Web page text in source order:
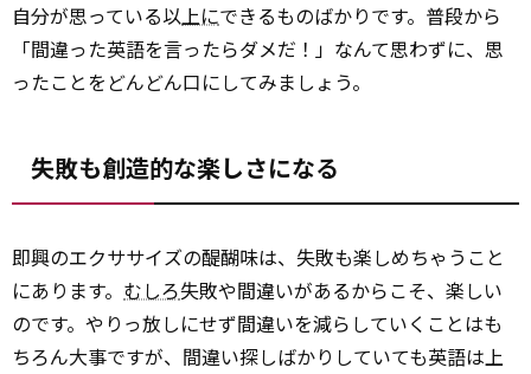
自分が思っている以上にできるものばかりです。普段から
「間違った英語を言ったらダメだ！」なんて思わずに、思
ったことをどんどん口にしてみましょう。
失敗も創造的な楽しさになる
即興のエクササイズの醍醐味は、失敗も楽しめちゃうこと
にあります。 むしろ失敗や間違いがあるからこそ、楽しい
のです。やりっ放しにせず間違いを減らしていくことはも
ちろん大事ですが、間違い探しばかりしていても英語は上